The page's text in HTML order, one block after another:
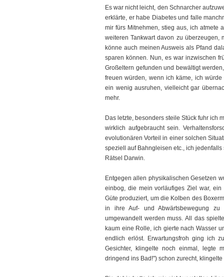
Es war nicht leicht, den Schnarcher
erklärte, er habe Diabetes und falle
mir fürs Mitnehmen, stieg aus, ich atmete
weiteren Tankwart davon zu überzeugen,
könne auch meinen Ausweis als Pfand
sparen können. Nun, es war inzwischen
Großeltern gefunden und bewältigt
freuen würden, wenn ich käme, ich
ein wenig ausruhen, vielleicht gar
mehr.
Das letzte, besonders steile Stück fuhr ich
wirklich aufgebraucht sein.
evolutionären Vorteil in einer solchen
speziell auf Bahngleisen etc., ich
Rätsel Darwin.
Entgegen allen physikalischen Gesetzen
einbog, die mein vorläufiges Ziel war, ein
Güte produziert, um die Kolben des
in ihre Auf- und Abwärtsbewegung
umgewandelt werden muss. All das
kaum eine Rolle, ich gierte nach Wasser
endlich erlöst. Erwartungsfroh ging ich
Gesichter, klingelte noch einmal, legte
dringend ins Bad!") schon zurecht,